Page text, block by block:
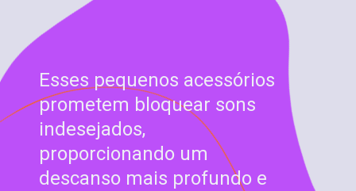
Esses pequenos acessórios
prometem bloquear sons
indesejados,
proporcionando um
descanso mais profundo e